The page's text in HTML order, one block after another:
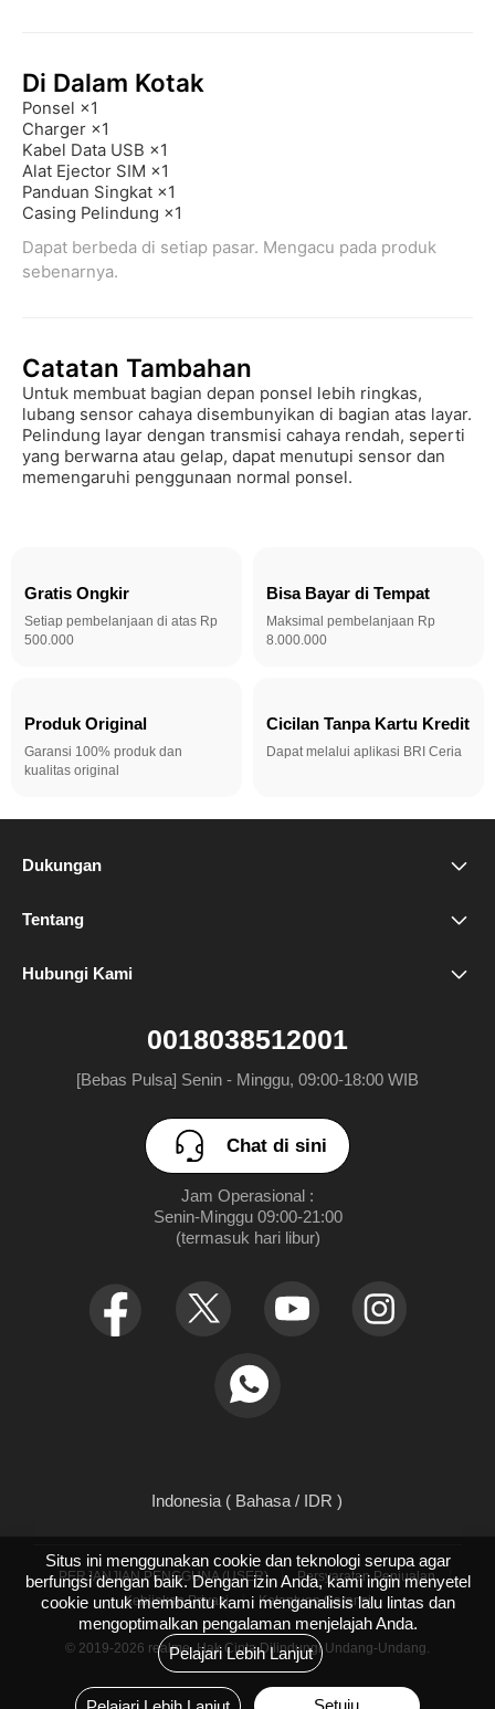
Di Dalam Kotak
Ponsel ×1
Charger ×1
Kabel Data USB ×1
Alat Ejector SIM ×1
Panduan Singkat ×1
Casing Pelindung ×1
Dapat berbeda di setiap pasar. Mengacu pada produk
sebenarnya.
Catatan Tambahan
Untuk membuat bagian depan ponsel lebih ringkas,
lubang sensor cahaya disembunyikan di bagian atas layar.
Pelindung layar dengan transmisi cahaya rendah, seperti
yang berwarna atau gelap, dapat menutupi sensor dan
memengaruhi penggunaan normal ponsel.
Gratis Ongkir
Setiap pembelanjaan di atas Rp
500.000
Bisa Bayar di Tempat
Maksimal pembelanjaan Rp
8.000.000
Produk Original
Garansi 100% produk dan
kualitas original
Cicilan Tanpa Kartu Kredit
Dapat melalui aplikasi BRI Ceria
Dukungan
FAQ
Tempat Pusat Perbaikan
Tentang
Brand Kami
Hubungi Kami
0018038512001
[Bebas Pulsa] Senin - Minggu, 09:00-18:00 WIB
Chat di sini
Jam Operasional :
Senin-Minggu 09:00-21:00
(termasuk hari libur)
© 2019-2026 realme. Hak Cipta Dilindungi Undang-Undang.
PERJANJIAN PENGGUNA (USER)
Persyaratan Penjualan
Kebijakan Privasi
Ketentuan Garansi
Indonesia ( Bahasa / IDR )
Situs ini menggunakan cookie dan teknologi serupa agar
berfungsi dengan baik. Dengan izin Anda, kami ingin menyetel
cookie untuk membantu kami menganalisis lalu lintas dan
mengoptimalkan pengalaman menjelajah Anda.
Pelajari Lebih Lanjut
Setuju